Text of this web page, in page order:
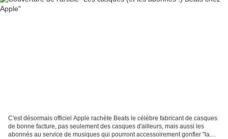
C'est désormais officiel Apple rachète Beats le célèbre fabricant de casques
de bonne facture, pas seulement des casques d'ailleurs, mais aussi les
abonnés au service de musiques qui pourront accessoirement gonfler "la